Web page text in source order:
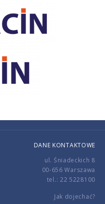
DANE KONTAKTOWE
ul. Śniadeckich 8
00-656 Warszawa
tel.: 22 5228100
Jak dojechać?